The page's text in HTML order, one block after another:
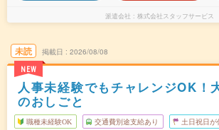
派遣会社 株式会社スタッフサービス
未読
NEW
掲載日 2026/08/08
人事未経験でもチャレンジOK！
のおしごと
職種未経験OK 交通費別途支給あり 土日祝日が